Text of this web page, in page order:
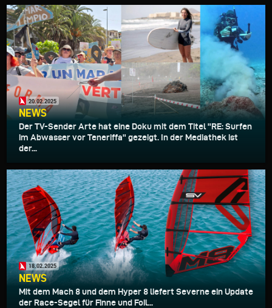
20.02.2025
NEWS
Der TV-Sender Arte hat eine Doku mit dem Titel "RE: Surfen
im Abwasser vor Teneriffa" gezeigt. In der Mediathek ist
der...
18.02.2025
NEWS
Mit dem Mach 8 und dem Hyper 8 liefert Severne ein Update
der Race-Segel für Finne und Foil...